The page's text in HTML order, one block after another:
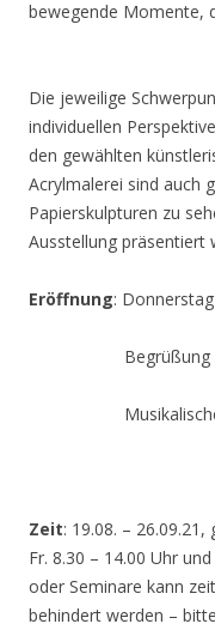
bewegende Momente,
Die jeweilige
individuellen
den gewählten
Acrylmalerei sind auch
Papierskulpturen zu
Ausstellung präsentiert
Eröffnung:
Begrüßung
Zeit: 19.08. –
Fr. 8.30 – 14.00 Uhr
oder Seminare kann
behindert werden –